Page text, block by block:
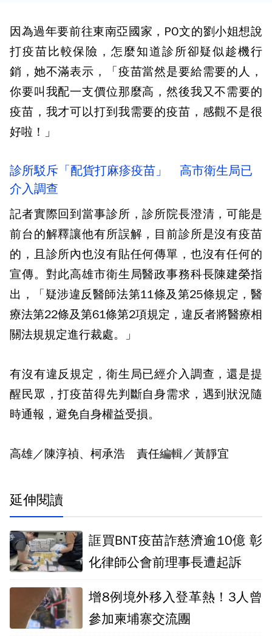
因為過年要前往東南亞國家，PO文的劉小姐想說
打疫苗比較保險，怎麼知道診所卻疑似趁機行
銷，她不滿表示，「疫苗當然是要給需要的人，
你要叫我配一支價位那麼高，然後我又不需要的
疫苗，我才可以打到我需要的疫苗，感觀不是很
好啦！」
診所駁斥「配貨打麻疹疫苗」 高市衛生局已
介入調查
記者實際回到當事診所，診所院長澄清，可能是
前台的解釋讓他有所誤解，目前診所是沒有疫苗
的，且診所內也沒有貼任何傳單，也沒有任何的
宣傳。對此高雄市衛生局醫政事務科長陳建榮指
出，「疑涉違反醫師法第11條及第25條規定，醫
療法第22條及第61條第2項規定，違反者將醫療相
關法規規定進行裁處。」
有沒有違反規定，衛生局已經介入調查，還是提
醒民眾，打疫苗得先判斷自身需求，遇到狀況隨
時通報，避免自身權益受損。
高雄／陳淳禎、柯承浩 責任編輯／黃靜宜
延伸閱讀
誆買BNT疫苗詐慈濟逾10億 彰
化律師公會前理事長遭起訴
增8例境外移入登革熱！3人曾
參加柬埔寨交流團